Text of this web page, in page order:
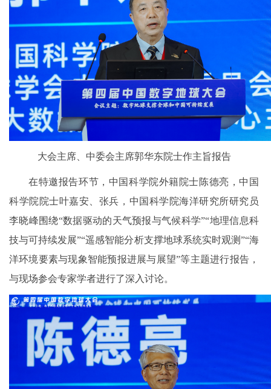
大会主席、中委会主席郭华东院士作主旨报告
在特邀报告环节，中国科学院外籍院士陈德亮，中国
科学院院士叶嘉安、张兵，中国科学院海洋研究所研究员
李晓峰围绕“数据驱动的天气预报与气候科学”“地理信息科
技与可持续发展”“遥感智能分析支撑地球系统实时观测”“海
洋环境要素与现象智能预报进展与展望”等主题进行报告，
与现场参会专家学者进行了深入讨论。